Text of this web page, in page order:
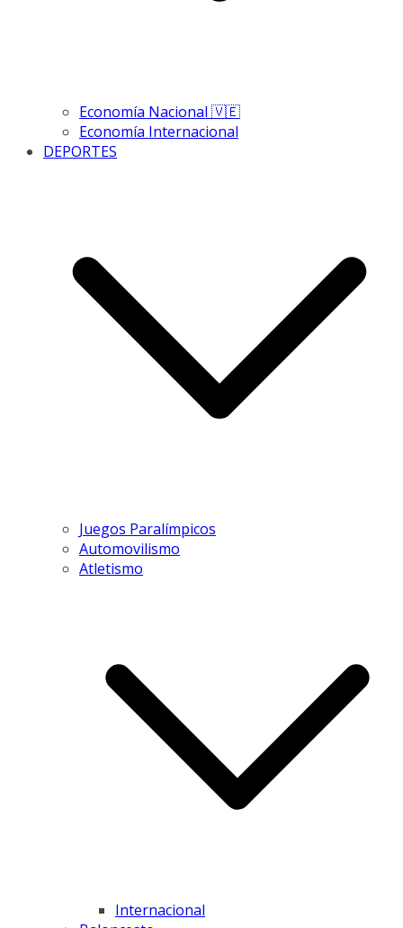
Economía Nacional 🇻🇪
Economía Internacional
DEPORTES
Juegos Paralímpicos
Automovilismo
Atletismo
Internacional